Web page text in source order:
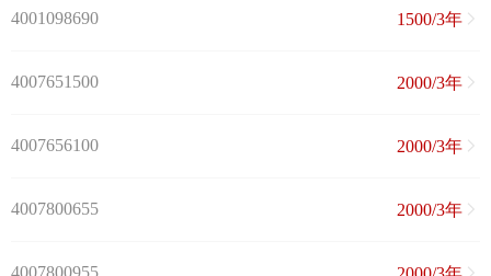
4001098690 1500/3年
4007651500 2000/3年
4007656100 2000/3年
4007800655 2000/3年
4007800955